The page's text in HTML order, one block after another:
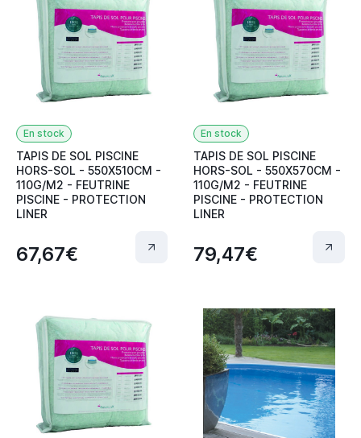
En stock
TAPIS DE SOL PISCINE
HORS-SOL - 550X510CM -
110G/M2 - FEUTRINE
PISCINE - PROTECTION
LINER
67,67€
En stock
TAPIS DE SOL PISCINE
HORS-SOL - 550X570CM -
110G/M2 - FEUTRINE
PISCINE - PROTECTION
LINER
79,47€